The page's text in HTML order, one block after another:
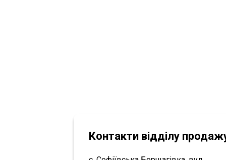
Контакти відділу